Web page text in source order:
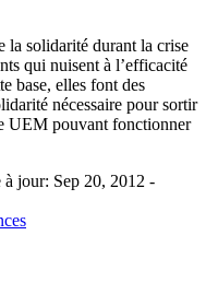
la solidarité durant la crise
qui nuisent à l’efficacité
base, elles font des
nécessaire pour sortir
UEM pouvant fonctionner
à jour: Sep 20, 2012 -